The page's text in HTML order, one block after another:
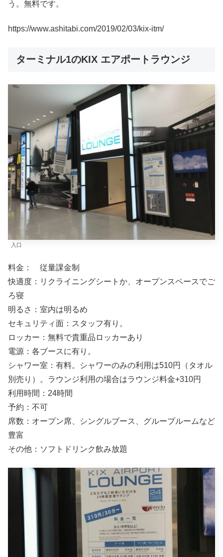
う。無料です。
https://www.ashitabi.com/2019/02/03/kix-itm/
ターミナル1のKIX エアポートラウンジ
入口
料金： 従量課金制
快適度：リクライニングシートか、オープンスペースでご
ろ寝
明るさ：室内は明るめ
セキュリティ面：スタッフ有り。
ロッカー：無料で貴重品ロッカーあり
電源：各ブースに有り。
シャワー室：有料。シャワーのみの利用は510円（タオル
別売り）。ラウンジ利用の場合はラウンジ料金+310円
利用時間：24時間
予約：不可
席数：オープン席、シングルブース、グループルームなど
豊富
その他：ソフトドリンク飲み放題